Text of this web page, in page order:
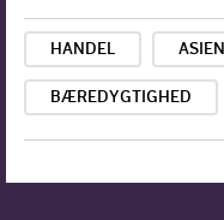
HANDEL ASIEN
BÆREDYGTIGHED